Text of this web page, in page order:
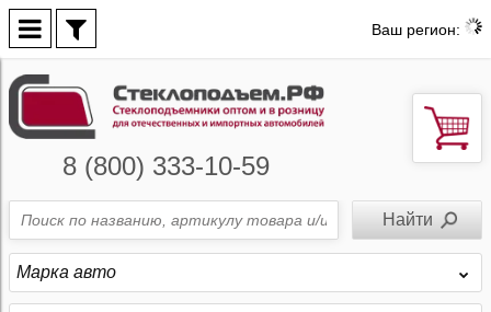
Ваш регион:
8 (800) 333-10-59
Марка авто